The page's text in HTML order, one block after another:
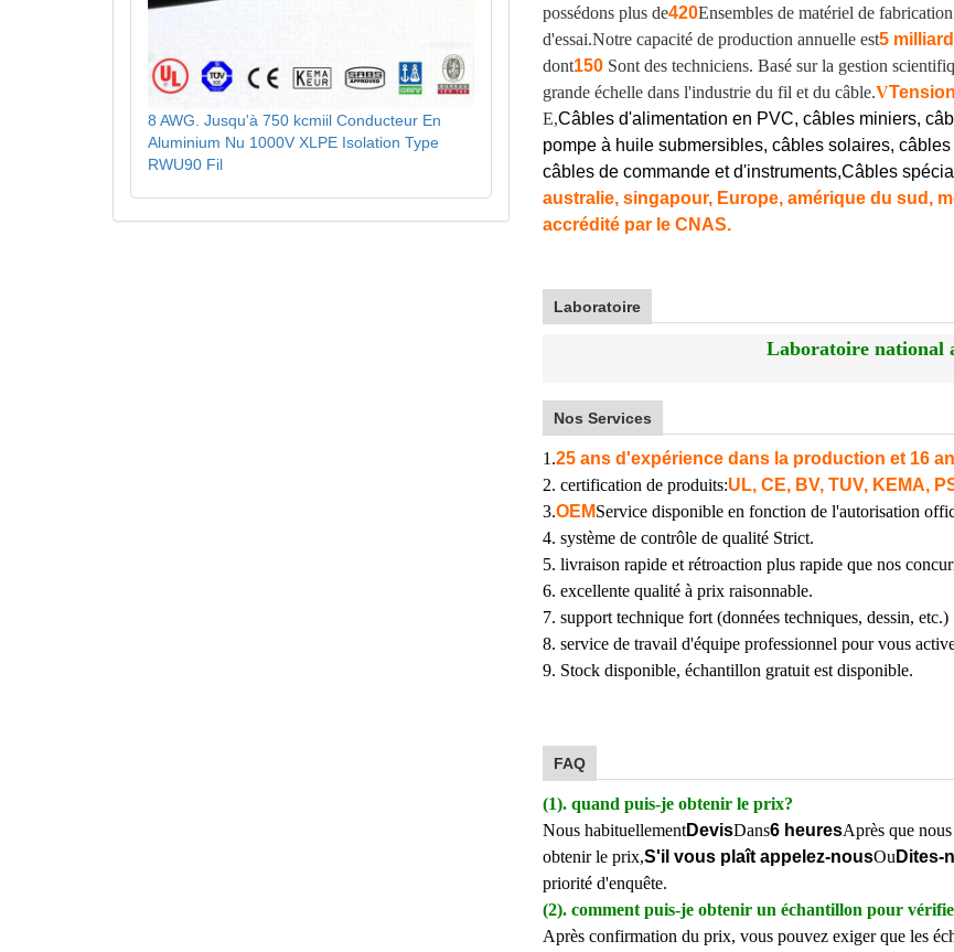
possédons plus de420Ensembles de matériel de
d'essai.Notre capacité de production annuelle est5
dont150 Sont des techniciens. Basé sur la gestion
grande échelle dans l'industrie du fil et du câble.V
E,Câbles d'alimentation en PVC, câbles miniers,
pompe à huile submersibles, câbles solaires,
câbles de commande et d'instruments,Câbles
australie, singapour, Europe, amérique du sud,
accrédité par le CNAS.
Laboratoire
Laboratoire national
Nos Services
1.25 ans d'expérience dans la production et 16
2. certification de produits:UL, CE, BV, TUV, KEMA,
3.OEMService disponible en fonction de l'autorisation
4. système de contrôle de qualité Strict.
5. livraison rapide et rétroaction plus rapide que nos
6. excellente qualité à prix raisonnable.
7. support technique fort (données techniques, dessin, etc.)
8. service de travail d'équipe professionnel pour vous
9. Stock disponible, échantillon gratuit est disponible.
FAQ
(1). quand puis-je obtenir le prix?
Nous habituellementDevisDans6 heuresAprès que
obtenir le prix,S'il vous plaît appelez-nousOu Dites-
priorité d'enquête.
(2). comment puis-je obtenir un échantillon pour
Après confirmation du prix, vous pouvez exiger que les
8 AWG. Jusqu'à 750 kcmiil Conducteur En
Aluminium Nu 1000V XLPE Isolation Type
RWU90 Fil